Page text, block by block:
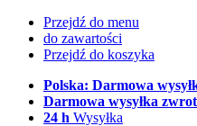
Przejdź do menu
do zawartości
Przejdź do koszyka
Polska: Darmowa
Darmowa wysyłka
24 h Wysyłka